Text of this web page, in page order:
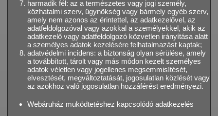
harmadik fél: az a természetes vagy jogi személy,
közhatalmi szerv, ügynökség vagy bármely egyéb szerv,
amely nem azonos az érintettel, az adatkezelővel, az
adatfeldolgozóval vagy azokkal a személyekkel, akik az
adatkezelő vagy adatfeldolgozó közvetlen irányítása alatt
a személyes adatok kezelésére felhatalmazást kaptak;
adatvédelmi incidens: a biztonság olyan sérülése, amely
a továbbított, tárolt vagy más módon kezelt személyes
adatok véletlen vagy jogellenes megsemmisítését,
elvesztését, megváltoztatását, jogosulatlan közlését vagy
az azokhoz való jogosulatlan hozzáférést eredményezi.
Webáruház muködtetéshez kapcsolódó adatkezelés